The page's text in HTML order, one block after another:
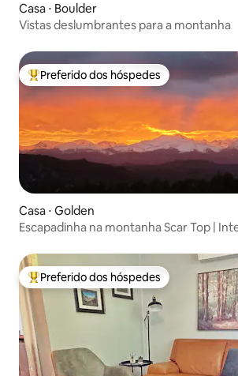
Casa ⋅ Boulder
Vistas deslumbrantes para a montanha
Entre os melhores preferidos dos
Preferido dos hóspedes
Casa ⋅ Golden
Escapadinha na montanha Scar Top |
Entre os melhores preferidos dos
Preferido dos hóspedes